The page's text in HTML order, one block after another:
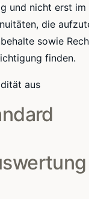
und nicht erst
die
sowie
finden.
aus